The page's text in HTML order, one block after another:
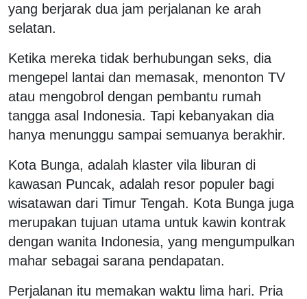
yang berjarak dua jam perjalanan ke arah
selatan.
Ketika mereka tidak berhubungan seks, dia
mengepel lantai dan memasak, menonton TV
atau mengobrol dengan pembantu rumah
tangga asal Indonesia. Tapi kebanyakan dia
hanya menunggu sampai semuanya berakhir.
Kota Bunga, adalah klaster vila liburan di
kawasan Puncak, adalah resor populer bagi
wisatawan dari Timur Tengah. Kota Bunga juga
merupakan tujuan utama untuk kawin kontrak
dengan wanita Indonesia, yang mengumpulkan
mahar sebagai sarana pendapatan.
Perjalanan itu memakan waktu lima hari. Pria